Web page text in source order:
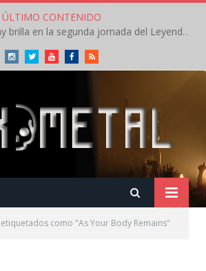
ÚLTIMO CONTENIDO
Crónica: Arch Enemy brilla en la segunda jornada del Leyendas del Rock – Jueves – Agosto 2026
InstagramTwitterYoutubeFacebookRSS
como "As Your Body Remains"